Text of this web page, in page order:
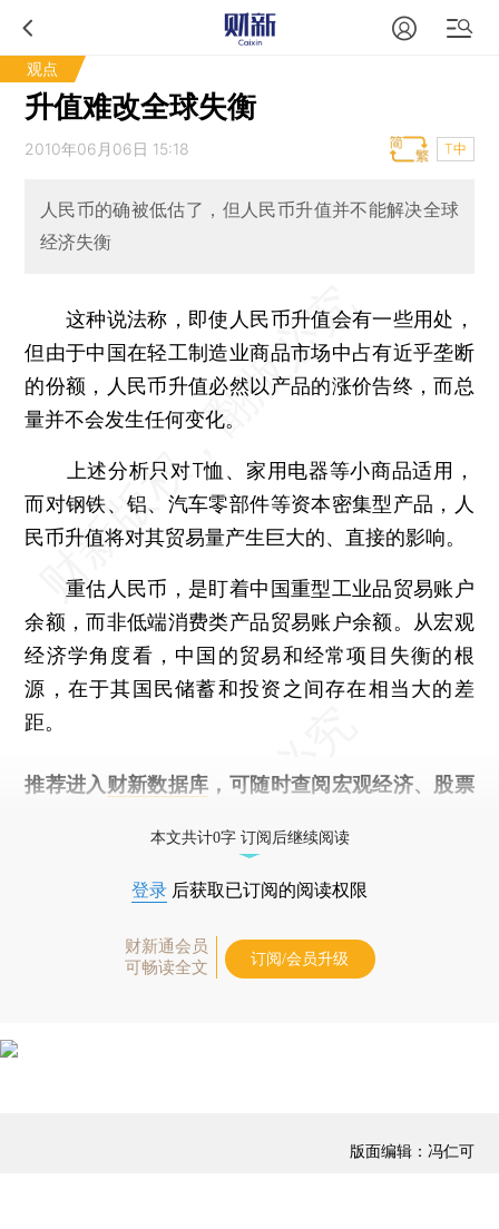
观点
升值难改全球失衡
2010年06月06日 15:18 T中
人民币的确被低估了，但人民币升值并不能解决全球
经济失衡
这种说法称，即使人民币升值会有一些用处，
但由于中国在轻工制造业商品市场中占有近乎垄断
的份额，人民币升值必然以产品的涨价告终，而总
量并不会发生任何变化。
上述分析只对T恤、家用电器等小商品适用，
而对钢铁、铝、汽车零部件等资本密集型产品，人
民币升值将对其贸易量产生巨大的、直接的影响。
重估人民币，是盯着中国重型工业品贸易账户
余额，而非低端消费类产品贸易账户余额。从宏观
经济学角度看，中国的贸易和经常项目失衡的根
源，在于其国民储蓄和投资之间存在相当大的差
距。
推荐进入 财新数据库 ，可随时查阅宏观经济、股票
本文共计0字 订阅后继续阅读
登录 后获取已订阅的阅读权限
财新通会员
可畅读全文
订阅/会员升级
版面编辑：冯仁可